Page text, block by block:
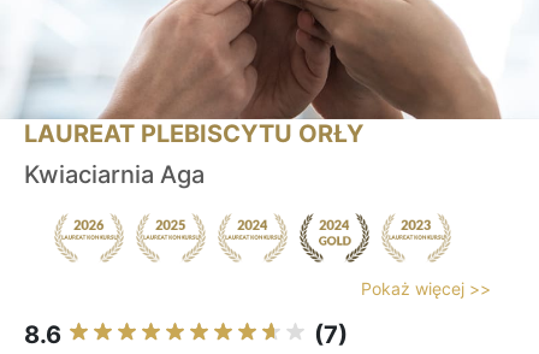
LAUREAT PLEBISCYTU ORŁY
Kwiaciarnia Aga
Pokaż więcej >>
8.6 (7)